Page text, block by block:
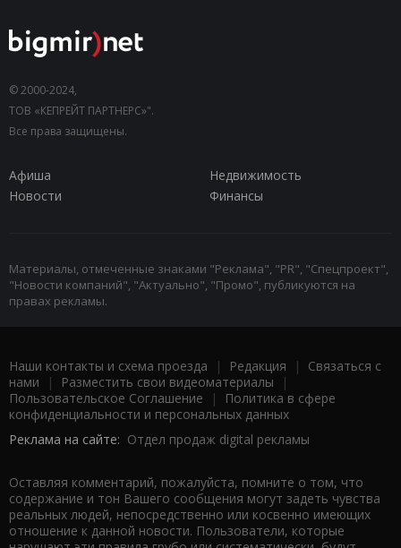
© 2000-2024,
ТОВ «КЕПРЕЙТ ПАРТНЕРС»".
Все права защищены.
Афиша
Недвижимость
Новости
Финансы
Материалы, отмеченные знаками "Реклама", "PR", "Спецпроект",
"Новости компаний", "Актуально", "Промо", публикуются на
правах рекламы.
Наши контакты и схема проезда | Редакция | Связаться с
нами | Разместить свои видеоматериалы |
Пользовательское Соглашение |
Политика в сфере
конфиденциальности и персональных данных
Реклама на сайте: Отдел продаж digital рекламы
Оставляя комментарий, пожалуйста, помните о том, что
содержание и тон Вашего сообщения могут задеть чувства
реальных людей, непосредственно или косвенно имеющих
отношение к данной новости. Пользователи, которые